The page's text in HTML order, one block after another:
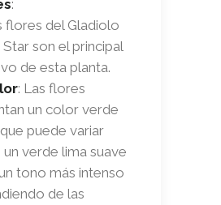
:
flores del Gladiolo
Star son el principal
de esta planta.
: Las flores
un color verde
puede variar
un verde lima suave
tono más intenso
de las